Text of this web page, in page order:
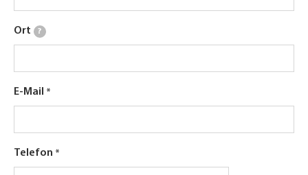
Ort ?
E-Mail
Telefon